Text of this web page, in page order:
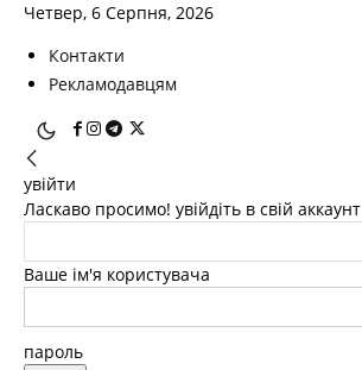
Четвер, 6 Серпня, 2026
Контакти
Рекламодавцям
увійти
Ласкаво просимо! увійдіть в свій аккаунт
Ваше ім'я користувача
пароль